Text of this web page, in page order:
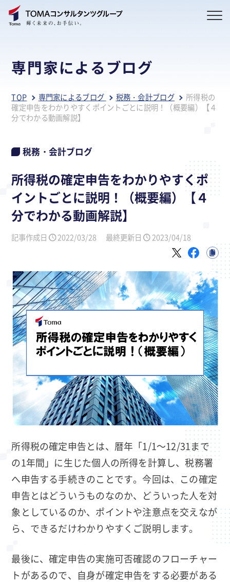
専門家によるブログ
TOP 専門家によるブログ 税務・会計ブログ
所得税の
確定申告をわかりやすくポイントごとに説明！（概要編）【４
分でわかる動画解説】
税務・会計ブログ
所得税の確定申告をわかりやすくポ
イントごとに説明！（概要編）【４
分でわかる動画解説】
記事作成日 2022/03/28 最終更新日 2023/04/18
所得税の確定申告とは、暦年「1/1～12/31まで
の1年間」に生じた個人の所得を計算し、税務署
へ申告する手続きのことです。今回は、この確定
申告とはどういうものなのか、どういった人を対
象としているのか、ポイントや注意点を交えなが
ら、できるだけわかりやすくご説明します。
最後に、確定申告の実施可否確認のフローチャー
トがあるので、自身が確定申告をする必要がある